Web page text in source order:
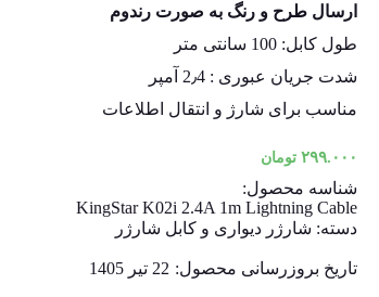
ارسال طرح و رنگ به صورت رندوم
طول کابل: 100 سانتی متر
شدت جریان عبوری : 2٫4 آمپر
مناسب برای شارژ و انتقال اطلاعات
۲۹۹.۰۰۰ تومان
شناسه محصول:
KingStar K02i 2.4A 1m Lightning Cable
دسته: شارژر دیواری و کابل شارژر
تاریخ بروزرسانی محصول: 22 تیر 1405